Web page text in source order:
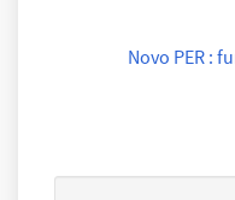
Novo PER :